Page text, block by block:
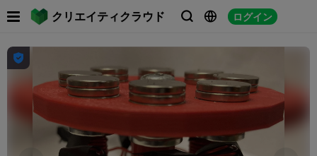
クリエイティクラウド   ログイン
 
